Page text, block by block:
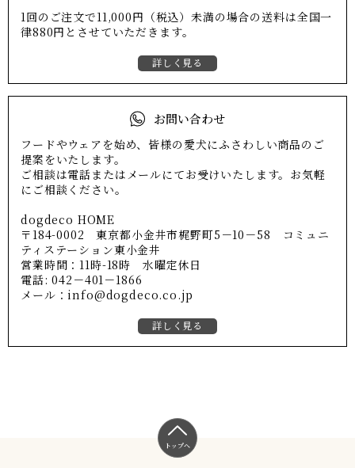
1回のご注文で11,000円（税込）未満の場合の送料は全国一
律880円とさせていただきます。
詳しく見る
お問い合わせ
フードやウェアを始め、皆様の愛犬にふさわしい商品のご
提案をいたします。
ご相談は電話またはメールにてお受けいたします。お気軽
にご相談ください。
dogdeco HOME
〒184-0002 東京都小金井市梶野町5－10－58 コミュニ
ティステーション東小金井
営業時間：11時-18時 水曜定休日
電話: 042－401－1866
メール：info@dogdeco.co.jp
詳しく見る
トップへ